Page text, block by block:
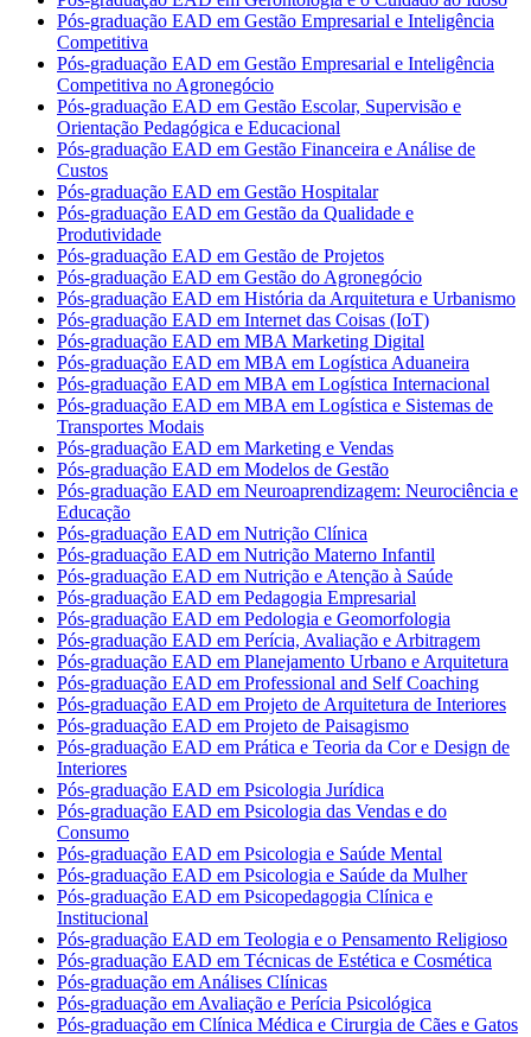
Pós-graduação EAD em Gestão Empresarial e Inteligência
Competitiva
Pós-graduação EAD em Gestão Empresarial e Inteligência
Competitiva no Agronegócio
Pós-graduação EAD em Gestão Escolar, Supervisão e
Orientação Pedagógica e Educacional
Pós-graduação EAD em Gestão Financeira e Análise de
Custos
Pós-graduação EAD em Gestão Hospitalar
Pós-graduação EAD em Gestão da Qualidade e
Produtividade
Pós-graduação EAD em Gestão de Projetos
Pós-graduação EAD em Gestão do Agronegócio
Pós-graduação EAD em História da Arquitetura e Urbanismo
Pós-graduação EAD em Internet das Coisas (IoT)
Pós-graduação EAD em MBA Marketing Digital
Pós-graduação EAD em MBA em Logística Aduaneira
Pós-graduação EAD em MBA em Logística Internacional
Pós-graduação EAD em MBA em Logística e Sistemas de
Transportes Modais
Pós-graduação EAD em Marketing e Vendas
Pós-graduação EAD em Modelos de Gestão
Pós-graduação EAD em Neuroaprendizagem: Neurociência e
Educação
Pós-graduação EAD em Nutrição Clínica
Pós-graduação EAD em Nutrição Materno Infantil
Pós-graduação EAD em Nutrição e Atenção à Saúde
Pós-graduação EAD em Pedagogia Empresarial
Pós-graduação EAD em Pedologia e Geomorfologia
Pós-graduação EAD em Perícia, Avaliação e Arbitragem
Pós-graduação EAD em Planejamento Urbano e Arquitetura
Pós-graduação EAD em Professional and Self Coaching
Pós-graduação EAD em Projeto de Arquitetura de Interiores
Pós-graduação EAD em Projeto de Paisagismo
Pós-graduação EAD em Prática e Teoria da Cor e Design de
Interiores
Pós-graduação EAD em Psicologia Jurídica
Pós-graduação EAD em Psicologia das Vendas e do
Consumo
Pós-graduação EAD em Psicologia e Saúde Mental
Pós-graduação EAD em Psicologia e Saúde da Mulher
Pós-graduação EAD em Psicopedagogia Clínica e
Institucional
Pós-graduação EAD em Teologia e o Pensamento Religioso
Pós-graduação EAD em Técnicas de Estética e Cosmética
Pós-graduação em Análises Clínicas
Pós-graduação em Avaliação e Perícia Psicológica
Pós-graduação em Clínica Médica e Cirurgia de Cães e Gatos